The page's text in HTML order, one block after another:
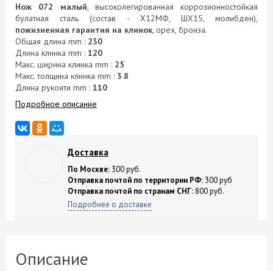
Нож 072 малый, высоколегированная коррозионностойкая
булатная сталь (состав - Х12МФ, ШХ15, молибден),
пожизненная гарантия на клинок, орех, бронза.
Общая длина mm : 230
Длина клинка mm : 120
Макс. ширина клинка mm : 25
Макс. толщина клинка mm : 3.8
Длина рукояти mm : 110
Подробное описание
Доставка
По Москве: 300 руб.
Отправка почтой по территории РФ: 300 руб
Отправка почтой по странам СНГ: 800 руб.
Подробнее о доставке
Описание